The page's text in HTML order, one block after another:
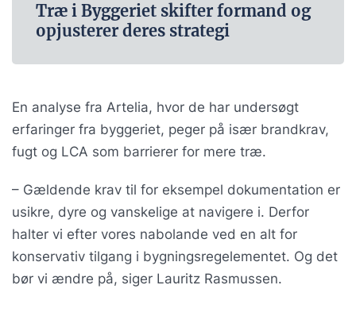
Træ i Byggeriet skifter formand og
opjusterer deres strategi
En analyse fra Artelia, hvor de har undersøgt
erfaringer fra byggeriet, peger på især brandkrav,
fugt og LCA som barrierer for mere træ.
– Gældende krav til for eksempel dokumentation er
usikre, dyre og vanskelige at navigere i. Derfor
halter vi efter vores nabolande ved en alt for
konservativ tilgang i bygningsregelementet. Og det
bør vi ændre på, siger Lauritz Rasmussen.